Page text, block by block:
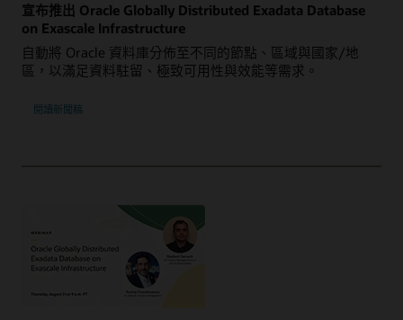
宣布推出 Oracle Globally Distributed Exadata Database
on Exascale Infrastructure
自動將 Oracle 資料庫分佈至不同的節點、區域與國家/地
區，以滿足資料駐留、極致可用性與效能等需求。
閱讀新聞稿